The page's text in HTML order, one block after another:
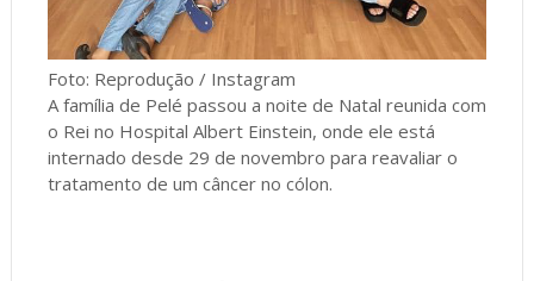
Foto: Reprodução / Instagram
A família de Pelé passou a noite de Natal reunida com
o Rei no Hospital Albert Einstein, onde ele está
internado desde 29 de novembro para reavaliar o
tratamento de um câncer no cólon.